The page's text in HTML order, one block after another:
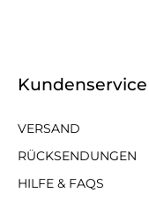
Kundenservice
VERSAND
RÜCKSENDUNGEN
HILFE & FAQS